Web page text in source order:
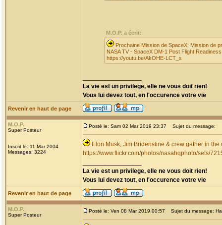
M.O.P. a écrit:
Prochaine Mission de SpaceX: Mission de
NASA TV - SpaceX DM-1 Post Flight
https://youtu.be/AkOHE-LCT_s
La vie est un privilege, elle ne vous doit rien!
Vous lui devez tout, en l'occurence votre vie
Revenir en haut de page
M.O.P.
Super Posteur
Inscrit le: 11 Mar 2004
Messages: 3224
Posté le: Sam 02 Mar 2019 23:37 Sujet du message:
Elon Musk, Jim Bridenstine & crew gather in
https://www.flickr.com/photos/nasahqphoto/sets/
La vie est un privilege, elle ne vous doit rien!
Vous lui devez tout, en l'occurence votre vie
Revenir en haut de page
M.O.P.
Super Posteur
Posté le: Ven 08 Mar 2019 00:57 Sujet du message: